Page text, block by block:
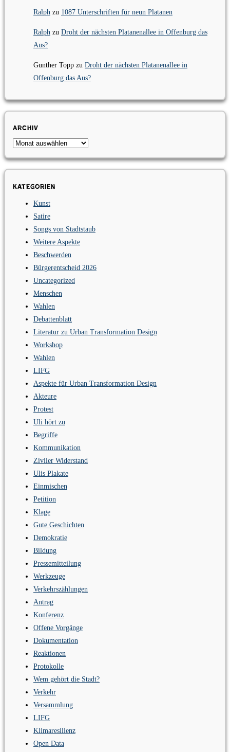
Ralph zu 1087 Unterschriften für neun Platanen
Ralph zu Droht der nächsten Platanenallee in Offenburg das
Aus?
Gunther Topp zu Droht der nächsten Platanenallee in
Offenburg das Aus?
Archiv
Archiv
Kategorien
Kunst
Satire
Songs von Stadtstaub
Weitere Aspekte
Beschwerden
Bürgerentscheid 2026
Uncategorized
Menschen
Wahlen
Debattenblatt
Literatur zu Urban Transformation Design
Workshop
Wahlen
LIFG
Aspekte für Urban Transformation Design
Akteure
Protest
Uli hört zu
Begriffe
Kommunikation
Ziviler Widerstand
Ulis Plakate
Einmischen
Petition
Klage
Gute Geschichten
Demokratie
Bildung
Pressemitteilung
Werkzeuge
Verkehrszählungen
Antrag
Konferenz
Offene Vorgänge
Dokumentation
Reaktionen
Protokolle
Wem gehört die Stadt?
Verkehr
Versammlung
LIFG
Klimaresilienz
Open Data